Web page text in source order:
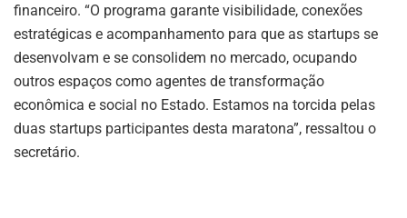
financeiro. “O programa garante visibilidade, conexões
estratégicas e acompanhamento para que as startups se
desenvolvam e se consolidem no mercado, ocupando
outros espaços como agentes de transformação
econômica e social no Estado. Estamos na torcida pelas
duas startups participantes desta maratona”, ressaltou o
secretário.